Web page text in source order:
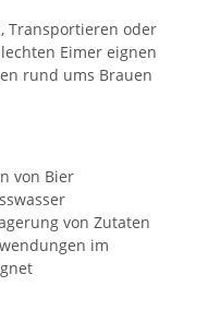
Transportieren oder
Eimer eignen
rund ums Brauen
von Bier
von Zutaten
im